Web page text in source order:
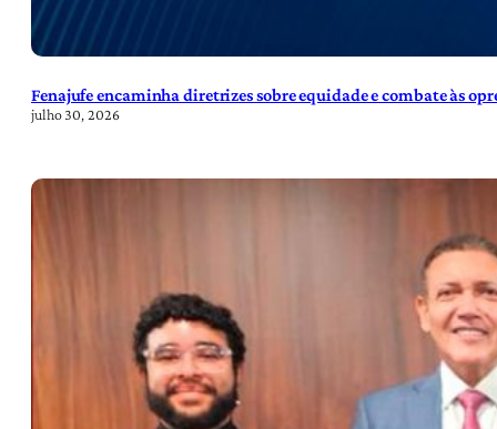
Fenajufe encaminha diretrizes sobre equidade e combate às
julho 30, 2026